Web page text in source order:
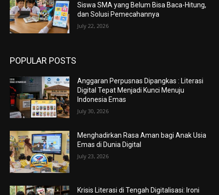
Siswa SMA yang Belum Bisa Baca-Hitung,
dan Solusi Pemecahannya
July 22, 2026
POPULAR POSTS
Anggaran Perpusnas Dipangkas : Literasi
Digital Tepat Menjadi Kunci Menuju
Indonesia Emas
July 30, 2026
Menghadirkan Rasa Aman bagi Anak Usia
Emas di Dunia Digital
July 23, 2026
Krisis Literasi di Tengah Digitalisasi: Ironi